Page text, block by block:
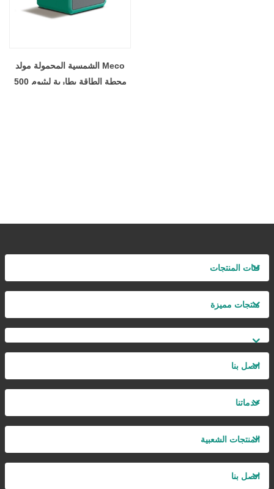
Meco الشمسية المحمولة مولد
محطة الطاقة بطارية ليثيوم 500
فئات المنتجات
منتجات مميزة
اتصل بنا
خدماتنا
المنتجات الشعبية
اتصل بنا